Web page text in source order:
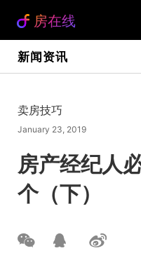
房在线
新闻资讯
卖房技巧
January 23, 2019
房产经纪人
个（下）